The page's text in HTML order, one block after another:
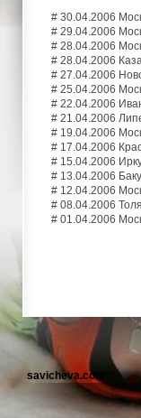
# 30.04.2006
# 29.04.2006
# 28.04.2006
# 28.04.2006
# 27.04.2006
# 25.04.2006
# 22.04.2006
# 21.04.2006
# 19.04.2006
# 17.04.2006
# 15.04.2006
# 13.04.2006
# 12.04.2006
# 08.04.2006
# 01.04.2006
savicheva.com